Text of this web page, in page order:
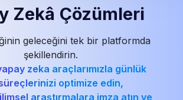
Zekâ Çözümleri
geleceğini tek bir platformda
şekillendirin.
zeka araçlarımızla günlük
optimize edin,
araştırmalara imza atın ve